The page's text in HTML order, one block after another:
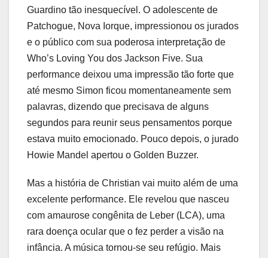
Guardino tão inesquecível. O adolescente de
Patchogue, Nova Iorque, impressionou os jurados
e o público com sua poderosa interpretação de
Who’s Loving You dos Jackson Five. Sua
performance deixou uma impressão tão forte que
até mesmo Simon ficou momentaneamente sem
palavras, dizendo que precisava de alguns
segundos para reunir seus pensamentos porque
estava muito emocionado. Pouco depois, o jurado
Howie Mandel apertou o Golden Buzzer.
Mas a história de Christian vai muito além de uma
excelente performance. Ele revelou que nasceu
com amaurose congênita de Leber (LCA), uma
rara doença ocular que o fez perder a visão na
infância. A música tornou-se seu refúgio. Mais